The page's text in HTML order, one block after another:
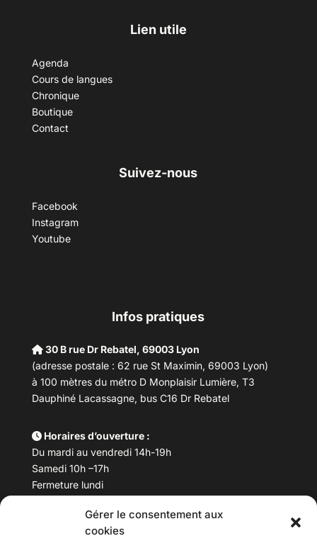
Gérer le consentement aux
cookies
Lien utile
Agenda
Cours de langues
Chronique
Boutique
Contact
Suivez-nous
Facebook
Instagram
Youtube
Infos pratiques
30 B rue Dr Rebatel, 69003 Lyon
(adresse postale : 62 rue St Maximin, 69003 Lyon)
à 100 mètres du métro D Monplaisir Lumière, T3
Dauphiné Lacassagne, bus C16 Dr Rebatel
Horaires d’ouverture :
Du mardi au vendredi 14h-19h
Samedi 10h –17h
Fermeture lundi
Téléphone : 04 78 53 06 40
maisondesculturesasiatiques@asiexpo.com